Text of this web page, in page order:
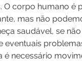
O corpo humano é
mas não
saudável, se
eventuais
é necessário